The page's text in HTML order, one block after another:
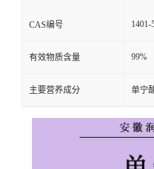
CAS编号 1401-
有效物质含量 99%
主要营养成分 单宁